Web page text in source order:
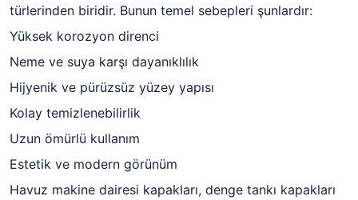
türlerinden biridir. Bunun temel sebepleri şunlardır:
Yüksek korozyon direnci
Neme ve suya karşı dayanıklılık
Hijyenik ve pürüzsüz yüzey yapısı
Kolay temizlenebilirlik
Uzun ömürlü kullanım
Estetik ve modern görünüm
Havuz makine dairesi kapakları, denge tankı kapakları